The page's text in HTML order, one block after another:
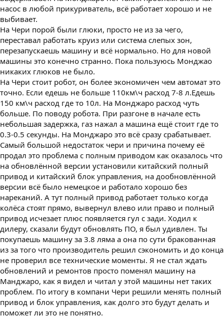
насос в любой прикуриватель, всё работает хорошо и не
выбивает.
На Чери порой были глюки, просто не из за чего,
переставал работать круиз или система слепых зон,
перезапускаешь машину и всё нормально. Но для новой
машины это конечно странно. Пока пользуюсь Монджао
никаких глюков не было.
На Чери стоит робот, он более экономичен чем автомат это
точно. Если едешь не больше 110км\ч расход 7-8 л.Едешь
150 км\ч расход где то 10л. На Монджаро расход чуть
больше. По поводу робота. При разгоне в начале есть
небольшая задержка, газ нажал а машина ещё стоит где то
0.3-0.5 секунды. На Монджаро это всё сразу срабатывает.
Самый большой недостаток чери и причина почему её
продал это проблема с полным приводом как оказалось что
на обновлённой версии установили китайский полный
привод и китайский блок управления, на дообновлённой
версии всё было немецкое и работало хорошо без
нареканий. А тут полный привод работает только когда
колёса стоят прямо, вывернул влево или право и полный
привод исчезает плюс появляется гул с зади. Ходил к
дилеру, сказали будут обновлять ПО, я был удивлен. Ты
покупаешь машину за 3.8 ляма а она по сути бракованная
из за того что производитель решил сэкономить и до конца
не проверил все технические моменты. Я не стал ждать
обновлений и ремонтов просто поменял машину на
Манджаро, как я видел и читал у этой машины нет таких
проблем. По итогу в компани Чери решили менять полный
привод и блок управления, как долго это будут делать и
поможет ли это не понятно.